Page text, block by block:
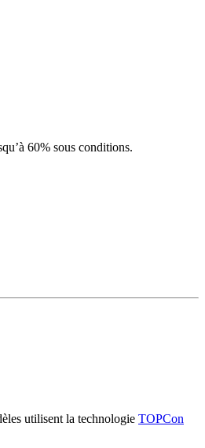
60% sous conditions.
utilisent la technologie TOPCon